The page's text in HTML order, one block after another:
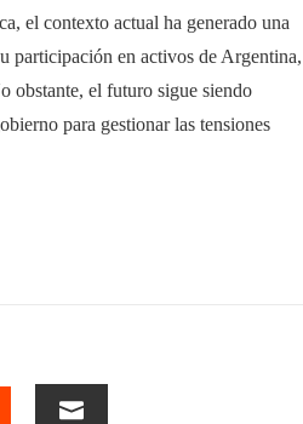
el contexto actual ha generado una
participación en activos de Argentina,
obstante, el futuro sigue siendo
para gestionar las tensiones